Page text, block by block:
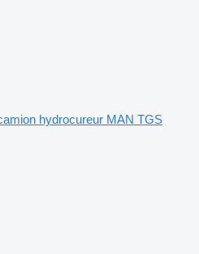
hydrocureur MAN TGS